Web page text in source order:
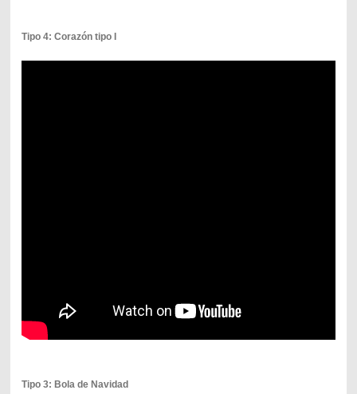
Tipo 4: Corazón tipo I
Tipo 3: Bola de Navidad